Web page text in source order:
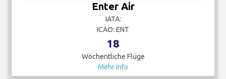
Enter Air
IATA:
ICAO: ENT
18
Wöchentliche Flüge
Mehr Info